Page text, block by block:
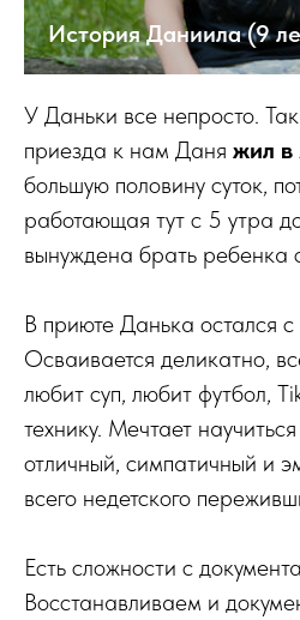
История Даниила (9
У Даньки все непросто.
приезда к нам Даня жил
большую половину суток,
работающая тут с 5 утра
вынуждена брать ребенка
В приюте Данька остался
Осваивается деликатно,
любит суп, любит футбол,
технику. Мечтает
отличный, симпатичный и
всего недетского
Есть сложности с
Восстанавливаем и